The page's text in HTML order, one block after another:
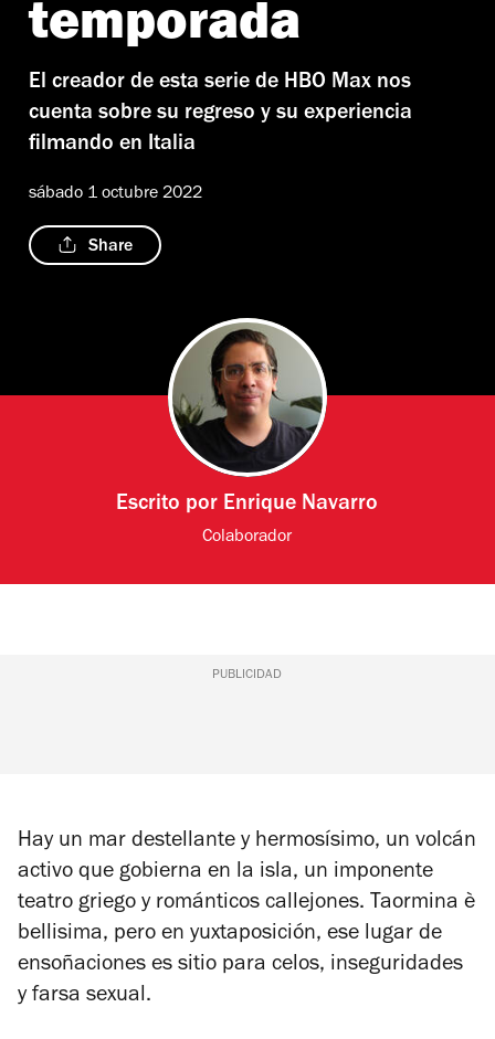
temporada
El creador de esta serie de HBO Max nos
cuenta sobre su regreso y su experiencia
filmando en Italia
sábado 1 octubre 2022
Share
Escrito por Enrique Navarro
Colaborador
PUBLICIDAD
Hay un mar destellante y hermosísimo, un volcán
activo que gobierna en la isla, un imponente
teatro griego y románticos callejones. Taormina è
bellisima, pero en yuxtaposición, ese lugar de
ensoñaciones es sitio para celos, inseguridades
y farsa sexual.